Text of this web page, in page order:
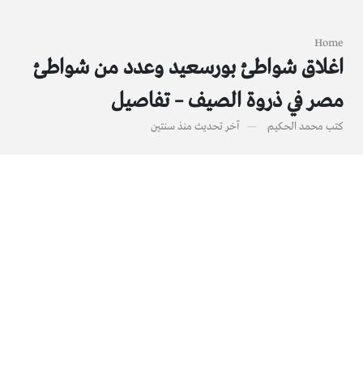
Home
اغلاق شواطئ بورسعيد وعدد من شواطئ
مصر في ذروة الصيف – تفاصيل
كتب محمد الحكيم آخر تحديث منذ سنتين